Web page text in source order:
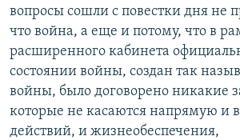
вопросы сошли с повестки дня не
что война, а еще и потому, что в
расширенного кабинета
состоянии войны, создан так
войны, было договорено никакие
которые не касаются напрямую и
действий, и жизнеобеспечения,